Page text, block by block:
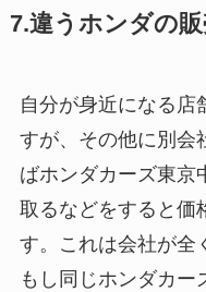
7.違うホンダの
自分が身近になる店
すが、その他に別会
ばホンダカーズ東京
取るなどをすると価
す。これは会社が全
もし同じホンダカー